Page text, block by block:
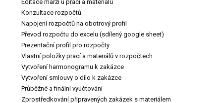
Editace marží u prací a materiálů
Konzultace rozpočtů
Napojení rozpočtů na obotrový profil
Převod rozpočtu do excelu (sdílený google sheet)
Prezentační profil pro rozpočty
Vlastní položky prací a materiálů v rozpočtech
Vytvoření harmonogramu k zakázce
Vytvoření smlouvy o dílo k zakázce
Průběžné a finální vyúčtování
Zprostředkování připravených zakázek s materiálem